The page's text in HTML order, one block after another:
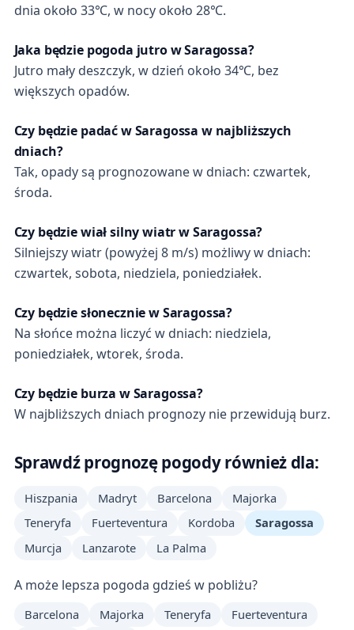
dnia około 33℃, w nocy około 28℃.
Jaka będzie pogoda jutro w Saragossa?
Jutro mały deszczyk, w dzień około 34℃, bez
większych opadów.
Czy będzie padać w Saragossa w najbliższych
dniach?
Tak, opady są prognozowane w dniach: czwartek,
środa.
Czy będzie wiał silny wiatr w Saragossa?
Silniejszy wiatr (powyżej 8 m/s) możliwy w dniach:
czwartek, sobota, niedziela, poniedziałek.
Czy będzie słonecznie w Saragossa?
Na słońce można liczyć w dniach: niedziela,
poniedziałek, wtorek, środa.
Czy będzie burza w Saragossa?
W najbliższych dniach prognozy nie przewidują burz.
Sprawdź prognozę pogody również dla:
Hiszpania Madryt Barcelona
Majorka
Teneryfa
Fuerteventura Kordoba
Saragossa
Murcja
Lanzarote La Palma
A może lepsza pogoda gdzieś w pobliżu?
Barcelona Majorka Teneryfa
Fuerteventura